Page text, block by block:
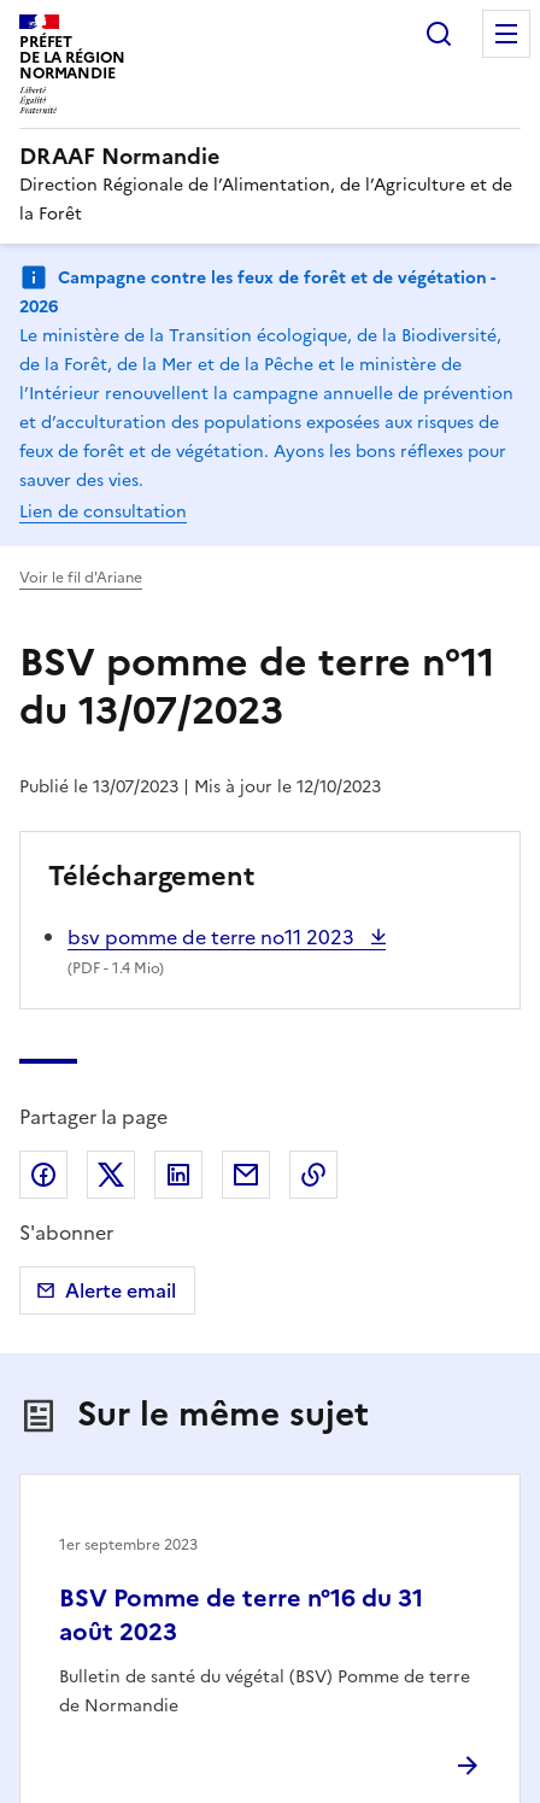
PRÉFET
DE LA RÉGION
NORMANDIE
DRAAF Normandie
Direction Régionale de l’Alimentation, de l’Agriculture et de
la Forêt
Campagne contre les feux de forêt et de végétation -
2026
Le ministère de la Transition écologique, de la Biodiversité,
de la Forêt, de la Mer et de la Pêche et le ministère de
l’Intérieur renouvellent la campagne annuelle de prévention
et d’acculturation des populations exposées aux risques de
feux de forêt et de végétation. Ayons les bons réflexes pour
sauver des vies.
Lien de consultation
Voir le fil d'Ariane
BSV pomme de terre n°11
du 13/07/2023
Publié le 13/07/2023 | Mis à jour le 12/10/2023
Téléchargement
bsv pomme de terre no11 2023
(PDF- 1.4 Mio)
Partager la page
Partager sur Facebook
Partager sur X (anciennement Twitter)
Partager sur LinkedIn
Partager par email
S'abonner
Alerte email
Sur le même sujet
BSV Pomme de terre n°16 du 31
août 2023
Bulletin de santé du végétal (BSV) Pomme de terre
de Normandie
1er septembre 2023